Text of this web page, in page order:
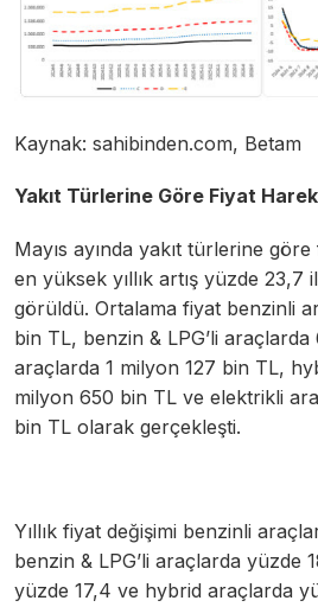
Kaynak: sahibinden.com, Betam
Yakıt Türlerine Göre Fiyat
Mayıs ayında yakıt türlerine
en yüksek yıllık artış yüzde 23,7
görüldü. Ortalama fiyat benzinli
bin TL, benzin & LPG’li
araçlarda 1 milyon 127 bin TL,
milyon 650 bin TL ve elektrikli
bin TL olarak gerçekleşti.
Yıllık fiyat değişimi benzinli
benzin & LPG’li araçlarda yüzde
yüzde 17,4 ve hybrid araçlarda